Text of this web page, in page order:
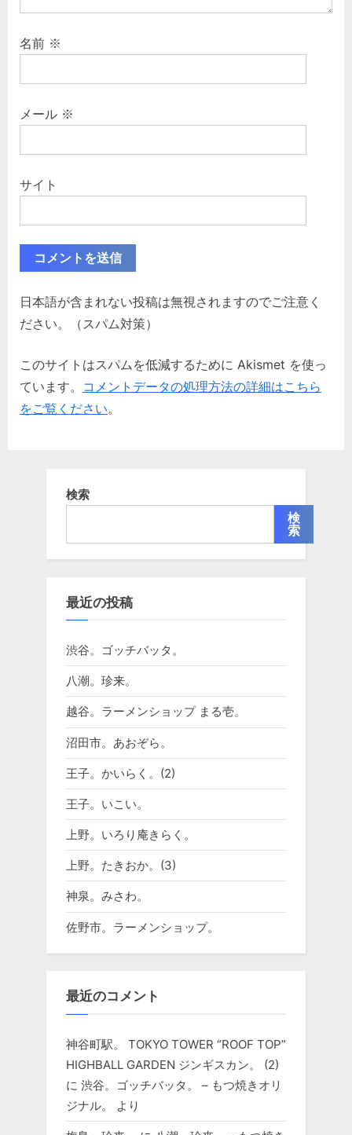
名前 ※
メール ※
サイト
日本語が含まれない投稿は無視されますのでご注意く
ださい。（スパム対策）
このサイトはスパムを低減するために Akismet を使っ
ています。 コメントデータの処理方法の詳細はこちら
をご覧ください。
検索
検
索
最近の投稿
渋谷。ゴッチバッタ。
八潮。珍来。
越谷。ラーメンショップ まる壱。
沼田市。あおぞら。
王子。かいらく。(2)
王子。いこい。
上野。いろり庵きらく。
上野。たきおか。(3)
神泉。みさわ。
佐野市。ラーメンショップ。
最近のコメント
神谷町駅。 TOKYO TOWER “ROOF TOP”
HIGHBALL GARDEN ジンギスカン。 (2)
に 渋谷。ゴッチバッタ。 – もつ焼きオリ
ジナル。
より